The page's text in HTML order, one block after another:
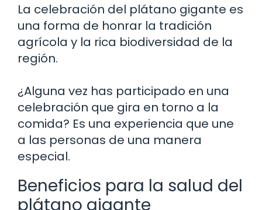
La celebración del plátano gigante es
una forma de honrar la tradición
agrícola y la rica biodiversidad de la
región.
¿Alguna vez has participado en una
celebración que gira en torno a la
comida? Es una experiencia que une
a las personas de una manera
especial.
Beneficios para la salud del
plátano gigante